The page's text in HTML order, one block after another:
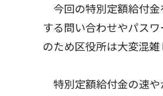
今回の特別定額給付金
する問い合わせやパス
のため区役所は大変混雑
特別定額給付金の速や